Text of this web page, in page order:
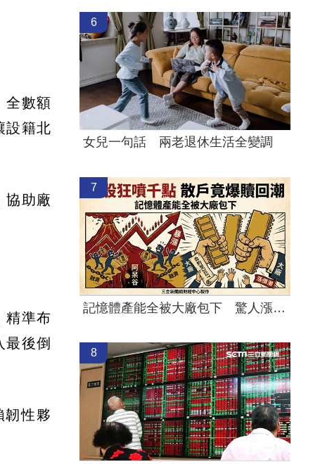
全數額
設籍北
協助廠
精準布
後倒
韌性夥
6
女兒一句話 兩老退休生活全變調
7
記憶體產能全被大廠包下 驚人漲價潮來襲
8